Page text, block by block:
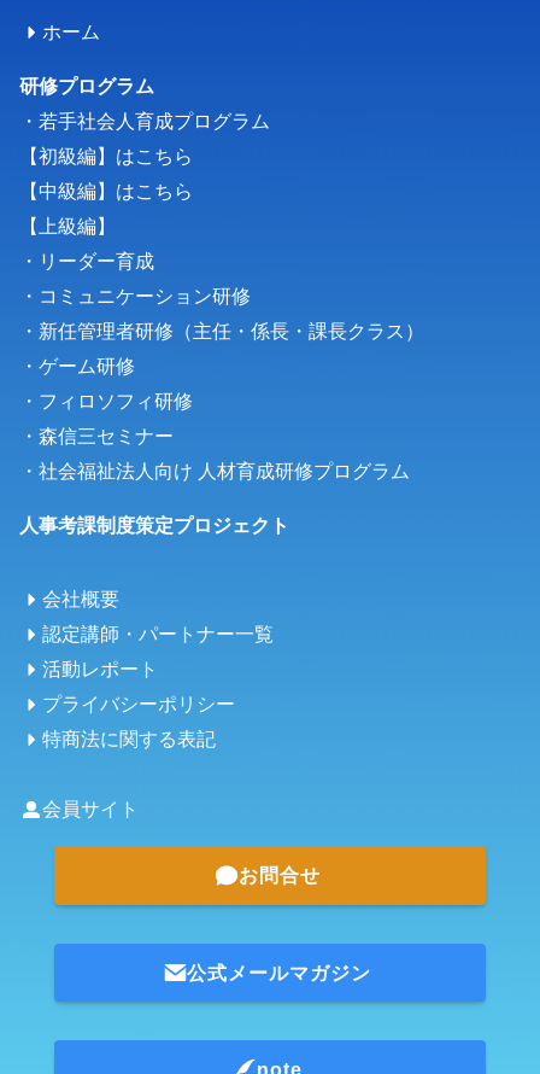
ホーム
研修プログラム
・若手社会人育成プログラム
【初級編】はこちら
【中級編】はこちら
【上級編】
・リーダー育成
・コミュニケーション研修
・新任管理者研修（主任・係長・課長クラス）
・ゲーム研修
・フィロソフィ研修
・森信三セミナー
・社会福祉法人向け 人材育成研修プログラム
人事考課制度策定プロジェクト
会社概要
認定講師・パートナー一覧
活動レポート
プライバシーポリシー
特商法に関する表記
会員サイト
お問合せ
公式メールマガジン
note